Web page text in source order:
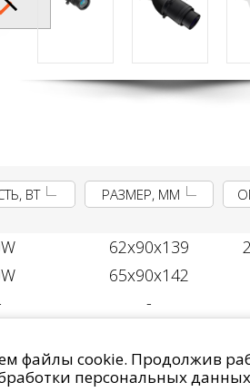
ВТ РАЗМЕР, ММ
62x90x139
65x90x142
-
IMG Lighting © 2014 -
файлы cookie. Продолжив
персональных данных